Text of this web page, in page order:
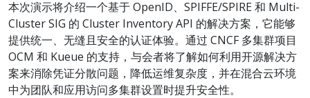
本次演示将介绍一个基于 OpenID、SPIFFE/SPIRE 和 Multi-
Cluster SIG 的 Cluster Inventory API 的解决方案，它能够
提供统一、无缝且安全的认证体验。通过 CNCF 多集群项目
OCM 和 Kueue 的支持，与会者将了解如何利用开源解决方
案来消除凭证分散问题，降低运维复杂度，并在混合云环境
中为团队和应用访问多集群设置时提升安全性。